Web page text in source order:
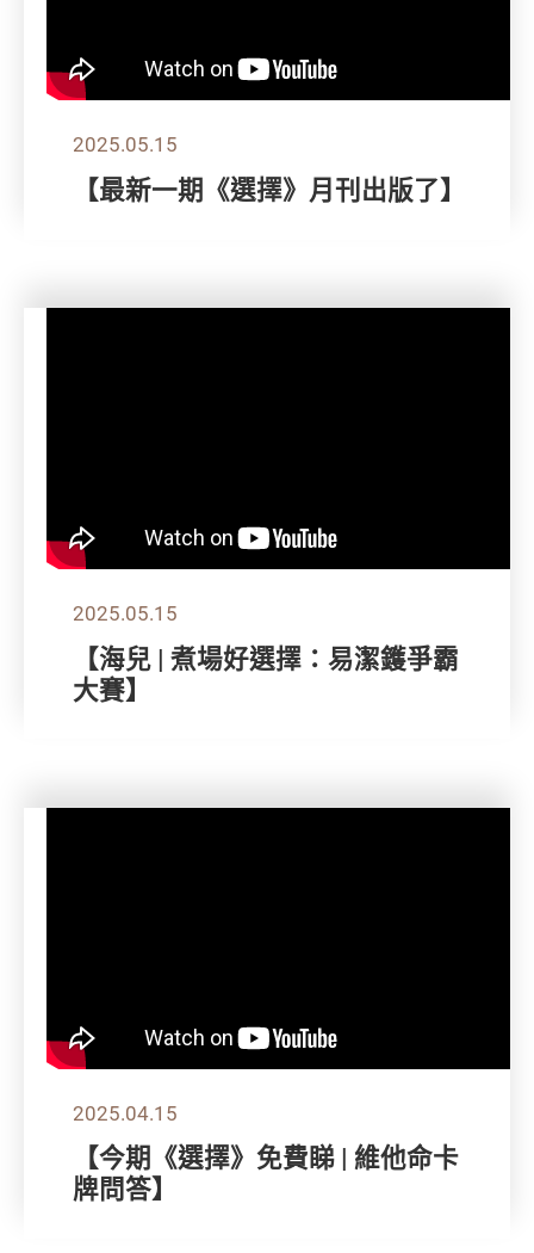
2025.05.15
【最新一期《選擇》月刊出版了】
2025.05.15
【海兒 | 煮場好選擇：易潔鑊爭霸
大賽】
2025.04.15
【今期《選擇》免費睇 | 維他命卡
牌問答】